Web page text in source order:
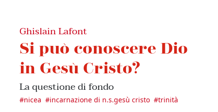
Ghislain Lafont
Si può conoscere Dio
in Gesù Cristo?
La questione di fondo
#nicea #incarnazione di n.s.gesù cristo #trinità